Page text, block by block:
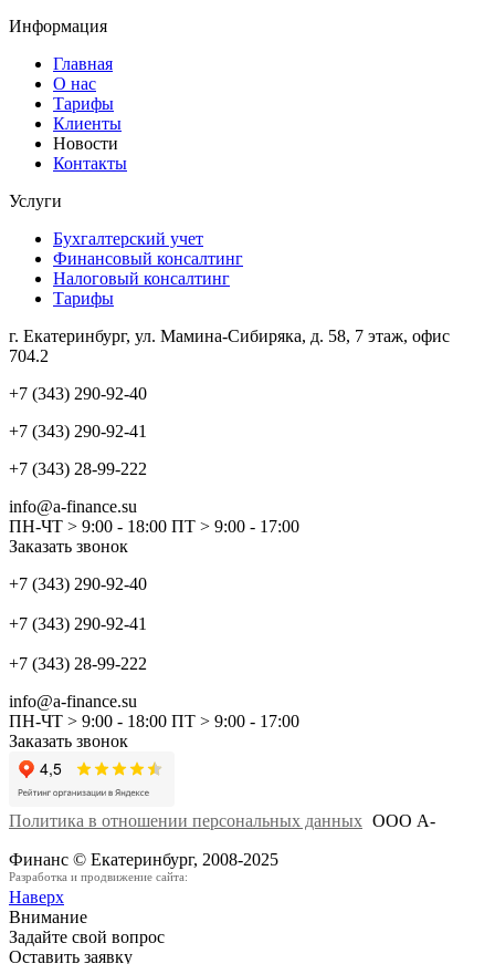
Информация
Главная
О нас
Тарифы
Клиенты
Новости
Контакты
Услуги
Бухгалтерский учет
Финансовый консалтинг
Налоговый консалтинг
Тарифы
г. Екатеринбург, ул. Мамина-Сибиряка, д. 58, 7 этаж, офис
704.2
+7 (343) 290-92-40
+7 (343) 290-92-41
+7 (343) 28-99-222
info@a-finance.su
ПН-ЧТ > 9:00 - 18:00 ПТ > 9:00 - 17:00
Заказать звонок
+7 (343) 290-92-40
+7 (343) 290-92-41
+7 (343) 28-99-222
info@a-finance.su
ПН-ЧТ > 9:00 - 18:00 ПТ > 9:00 - 17:00
Заказать звонок
Политика в отношении персональных данных ООО А-
Финанс © Екатеринбург, 2008-2025
Разработка и продвижение сайта:
Наверх
Внимание
Задайте свой вопрос
Оставить заявку